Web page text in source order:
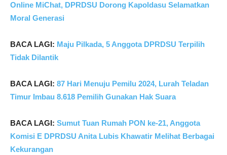
Online MiChat, DPRDSU Dorong Kapoldasu Selamatkan
Moral Generasi
BACA LAGI: Maju Pilkada, 5 Anggota DPRDSU Terpilih
Tidak Dilantik
BACA LAGI: 87 Hari Menuju Pemilu 2024, Lurah Teladan
Timur Imbau 8.618 Pemilih Gunakan Hak Suara
BACA LAGI: Sumut Tuan Rumah PON ke-21, Anggota
Komisi E DPRDSU Anita Lubis Khawatir Melihat Berbagai
Kekurangan